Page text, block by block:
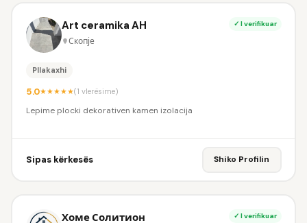
Art ceramika AH
Скопје
✓ I verifikuar
Pllakaxhi
5.0★★★★★(1 vlerësime)
Lepime plocki dekorativen kamen izolacija
Sipas kërkesës Shiko Profilin
Хоме Солитион ✓ I verifikuar